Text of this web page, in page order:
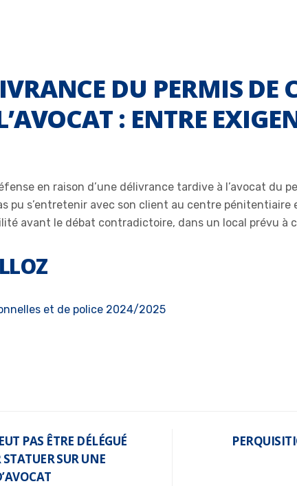
DU PERMIS DE
: ENTRE
en raison d’une délivrance tardive à l’avocat
pu s’entretenir avec son client au centre
avant le débat contradictoire, dans un local prévu à
et de police 2024/2025
PAS ÊTRE DÉLÉGUÉ
SUR UNE